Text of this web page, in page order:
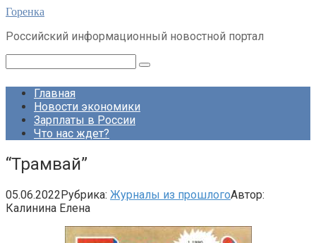
Перейти
контенту
Горенка
Российский информационный новостной портал
Главная
Новости экономики
Зарплаты в России
Что нас ждет?
“Трамвай”
05.06.2022Рубрика: Журналы из прошлогоАвтор:
Калинина Елена